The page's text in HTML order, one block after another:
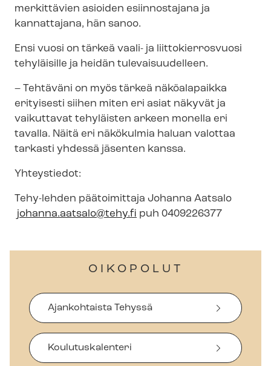
merkittävien asioiden esiinnostajana ja
kannattajana, hän sanoo.
Ensi vuosi on tärkeä vaali- ja liit­to­kier­ros­vuo­si
tehyläisille ja heidän tulevaisuudelleen.
– Tehtäväni on myös tärkeä näköalapaikka
erityisesti siihen miten eri asiat näkyvät ja
vaikuttavat tehyläisten arkeen monella eri
tavalla. Näitä eri näkökulmia haluan valottaa
tarkasti yhdessä jäsenten kanssa.
Yhteystiedot:
Tehy-lehden päätoimittaja Johanna Aatsalo
johanna.aatsalo@tehy.fi puh 0409226377
OIKOPOLUT
Ajankohtaista Tehyssä
Koulutuskalenteri